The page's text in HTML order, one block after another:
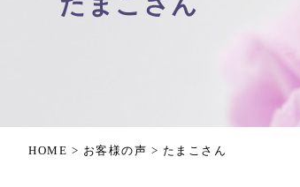
HOME > お客様の声 > たまこさん